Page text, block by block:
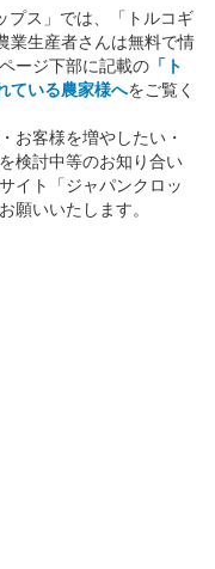
プス」では、「トルコギ
業生産者さんは無料で情
ージ下部に記載の 「ト
ている農家様へをご覧く
お客様を増やしたい・
検討中等のお知り合い
イト「ジャパンクロッ
願いいたします。